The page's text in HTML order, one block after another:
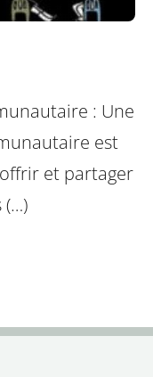
: Une
est
et partager
(…)